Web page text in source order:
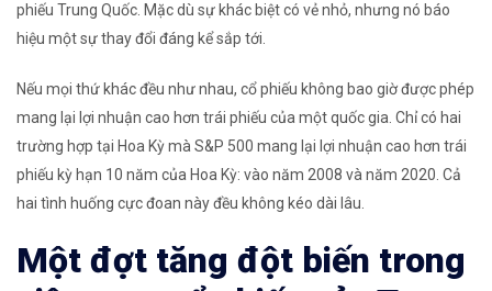
phiếu Trung Quốc. Mặc dù sự khác biệt có vẻ nhỏ, nhưng nó báo
hiệu một sự thay đổi đáng kể sắp tới.
Nếu mọi thứ khác đều như nhau, cổ phiếu không bao giờ được phép
mang lại lợi nhuận cao hơn trái phiếu của một quốc gia. Chỉ có hai
trường hợp tại Hoa Kỳ mà S&P 500 mang lại lợi nhuận cao hơn trái
phiếu kỳ hạn 10 năm của Hoa Kỳ: vào năm 2008 và năm 2020. Cả
hai tình huống cực đoan này đều không kéo dài lâu.
Một đợt tăng đột biến trong